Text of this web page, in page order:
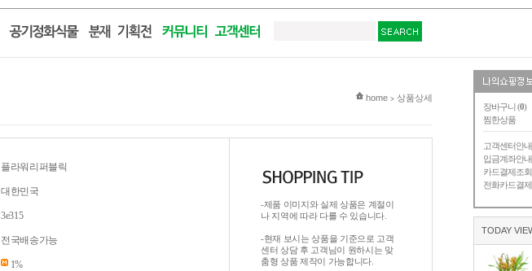
장바구니 (0)
찜한상품
고객센터안내
입금계좌안내
카드결제조회
전화카드결제
TODAY
현재 위치
home > 상품상세
플라워리퍼블릭
대한민국
3e315
전국배송가능
1%
-제품 이미지와 실제 상품은 계절이
나 지역에 따라 다를 수 있습니다.
-현재 보시는 상품을 기준으로 고객
센터 상담 후 고객님이 원하시는 맞
춤형 상품 제작이 가능합니다.